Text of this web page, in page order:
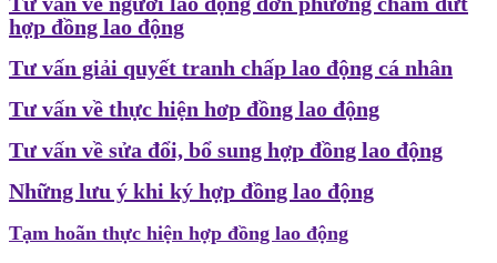
hợp đồng lao động
Tư vấn giải quyết tranh chấp lao động cá nhân
Tư vấn về thực hiện hơp đồng lao động
Tư vấn về sửa đổi, bổ sung hợp đồng lao động
Những lưu ý khi ký hợp đồng lao động
Tạm hoãn thực hiện hợp đồng lao động